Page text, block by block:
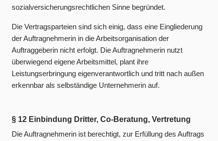
sozialversicherungsrechtlichen Sinne begründet.
Die Vertragsparteien sind sich einig, dass eine Eingliederung
der Auftragnehmerin in die Arbeitsorganisation der
Auftraggeberin nicht erfolgt. Die Auftragnehmerin nutzt
überwiegend eigene Arbeitsmittel, plant ihre
Leistungserbringung eigenverantwortlich und tritt nach außen
erkennbar als selbständige Unternehmerin auf.
§ 12 Einbindung Dritter, Co-Beratung, Vertretung
Die Auftragnehmerin ist berechtigt, zur Erfüllung des Auftrags